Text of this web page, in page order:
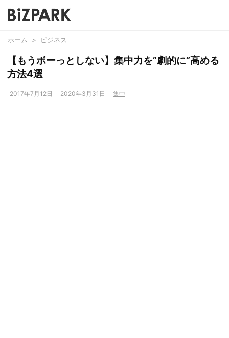
ホーム > ビジネス
【もうボーっとしない】集中力を”劇的に”高める
方法4選
2017年7月12日 2020年3月31日 集中